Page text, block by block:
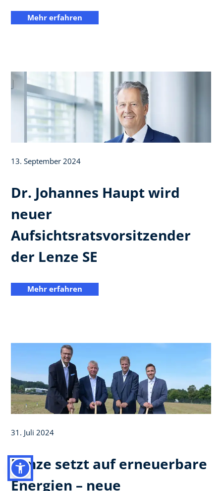
Mehr erfahren
13. September 2024
Dr. Johannes Haupt wird
neuer
Aufsichtsratsvorsitzender
der Lenze SE
Mehr erfahren
31. Juli 2024
Lenze setzt auf erneuerbare
Energien – neue